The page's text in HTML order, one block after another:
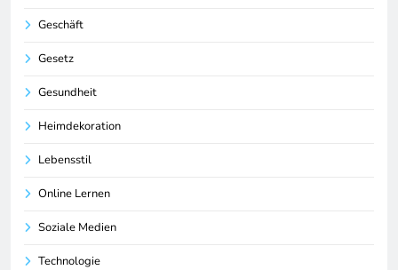
Geschäft
Gesetz
Gesundheit
Heimdekoration
Lebensstil
Online Lernen
Soziale Medien
Technologie